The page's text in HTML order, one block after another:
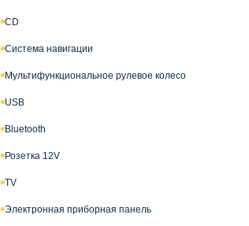
CD
Система навигации
Мультифункциональное рулевое колесо
USB
Bluetooth
Розетка 12V
TV
Электронная приборная панель